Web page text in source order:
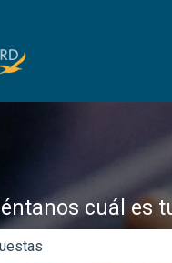
cuál es